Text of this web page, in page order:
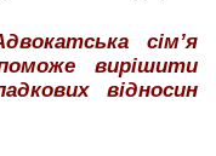
сім’я
вирішити
відносин